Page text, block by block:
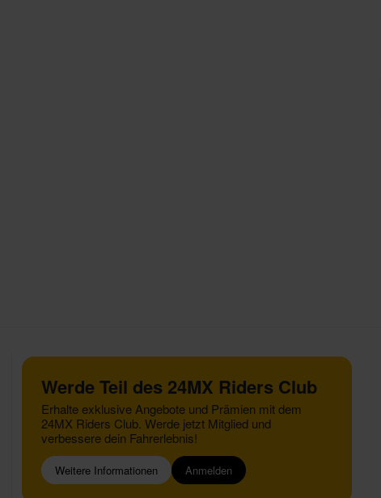
Werde Teil des 24MX Riders Club
Erhalte exklusive Angebote und Prämien mit dem
24MX Riders Club. Werde jetzt Mitglied und
verbessere dein Fahrerlebnis!
Weitere Informationen Anmelden